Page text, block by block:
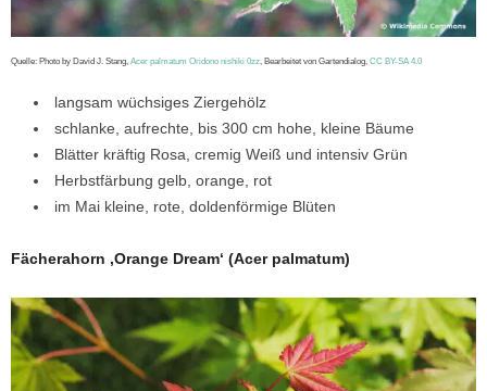
Quelle: Photo by David J. Stang, Acer palmatum Oridono nishiki 0zz, Bearbeitet von Gartendialog, CC BY-SA 4.0
langsam wüchsiges Ziergehölz
schlanke, aufrechte, bis 300 cm hohe, kleine Bäume
Blätter kräftig Rosa, cremig Weiß und intensiv Grün
Herbstfärbung gelb, orange, rot
im Mai kleine, rote, doldenförmige Blüten
Fächerahorn ‚Orange Dream‘ (Acer palmatum)